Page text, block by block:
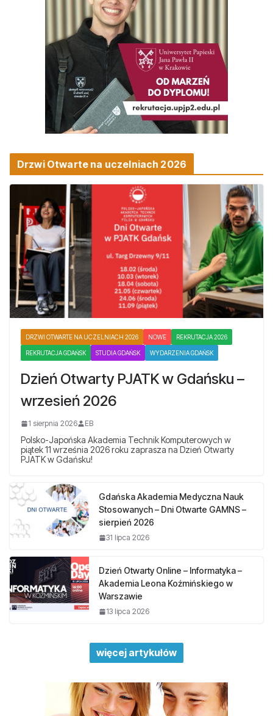
Drzwi Otwarte na uczelniach 2026
DRZWI OTWARTE NA UCZELNIACH 2026 NOWE REKRUTACJA 2026
REKRUTACJA GDAŃSK STUDIA GDAŃSK WYDARZENIA GDAŃSK
Dzień Otwarty PJATK w Gdańsku –
wrzesień 2026
1 sierpnia 2026 EB
Polsko-Japońska Akademia Technik Komputerowych w
piątek 11 września 2026 roku zaprasza na Dzień Otwarty
PJATK w Gdańsku!
Gdańska Akademia Medyczna Nauk
Stosowanych – Dni Otwarte GAMNS –
sierpień 2026
31 lipca 2026
Dzień Otwarty Online – Informatyka –
Akademia Leona Koźmińskiego w
Warszawie
13 lipca 2026
więcej artykułów